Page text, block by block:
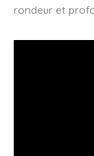
rondeur et